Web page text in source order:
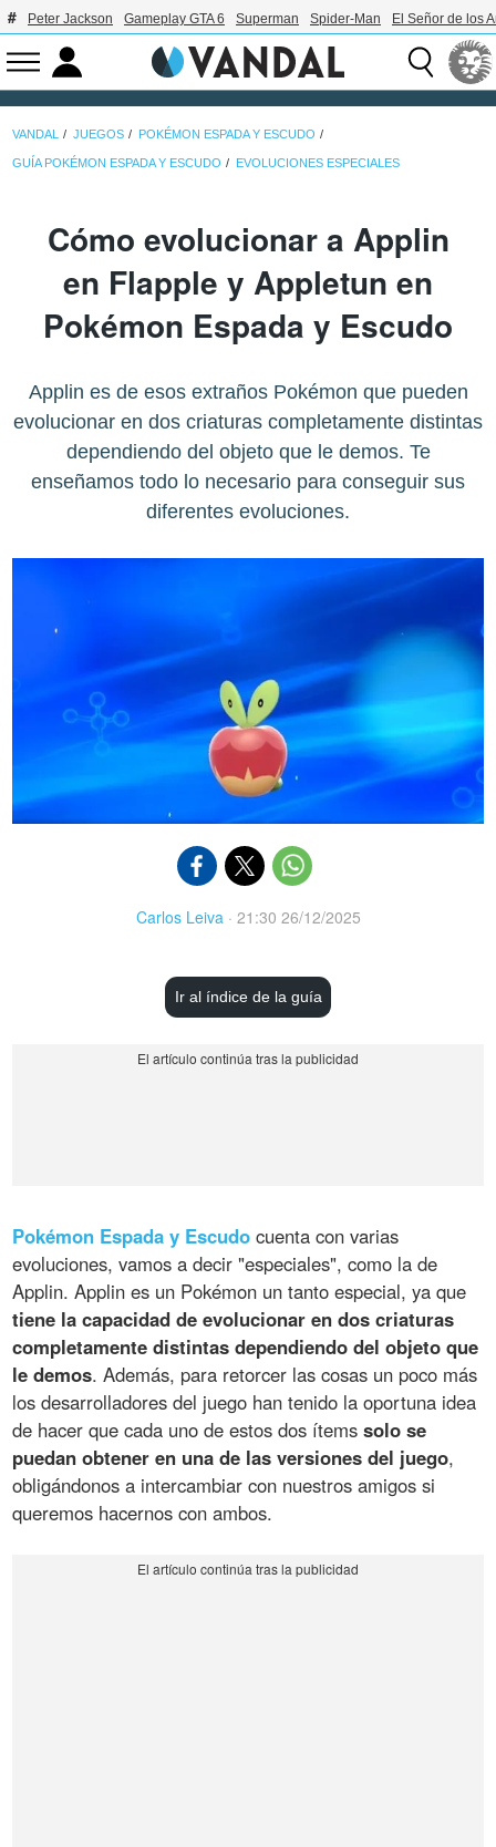
Peter Jackson Gameplay GTA 6 Superman Spider-Man El Señor de los
VANDAL JUEGOS POKÉMON ESPADA Y ESCUDO
GUÍA POKÉMON ESPADA Y ESCUDO EVOLUCIONES ESPECIALES
Cómo evolucionar a Applin
en Flapple y Appletun en
Pokémon Espada y Escudo
Applin es de esos extraños Pokémon que pueden
evolucionar en dos criaturas completamente distintas
dependiendo del objeto que le demos. Te
enseñamos todo lo necesario para conseguir sus
diferentes evoluciones.
Carlos Leiva · 21:30 26/12/2025
Ir al índice de la guía
Pokémon Espada y Escudo cuenta con varias
evoluciones, vamos a decir "especiales", como la de
Applin. Applin es un Pokémon un tanto especial, ya que
tiene la capacidad de evolucionar en dos criaturas
completamente distintas dependiendo del objeto que
le demos. Además, para retorcer las cosas un poco más
los desarrolladores del juego han tenido la oportuna idea
de hacer que cada uno de estos dos ítemssolo se
puedan obtener en una de las versiones del juego,
obligándonos a intercambiar con nuestros amigos si
queremos hacernos con ambos.